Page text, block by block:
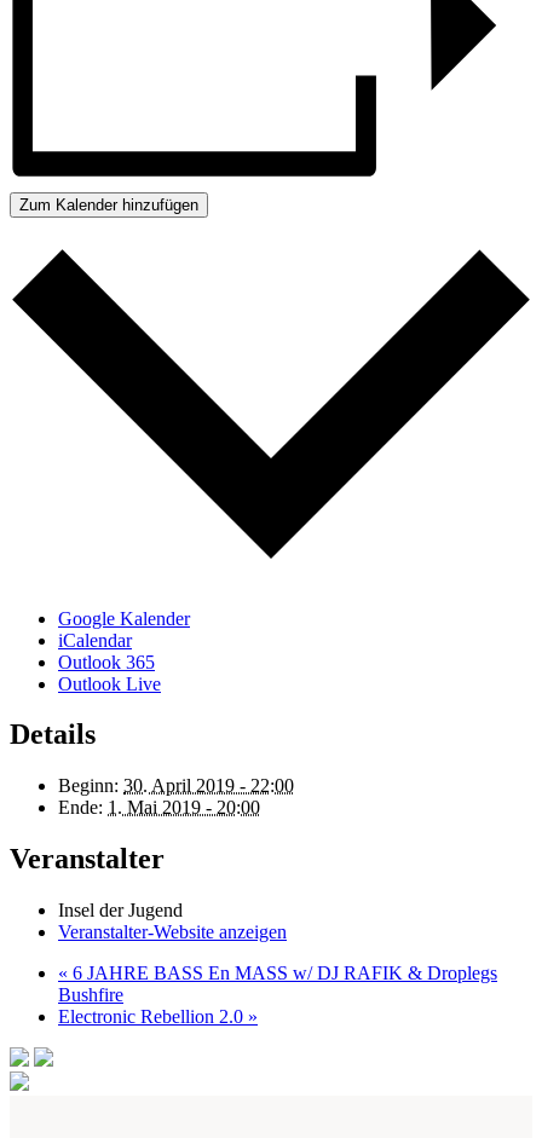
Zum Kalender hinzufügen
Google Kalender
iCalendar
Outlook 365
Outlook Live
Details
Beginn: 30. April 2019 - 22:00
Ende: 1. Mai 2019 - 20:00
Veranstalter
Insel der Jugend
Veranstalter-Website anzeigen
« 6 JAHRE BASS En MASS w/ DJ RAFIK & Droplegs
Bushfire
Electronic Rebellion 2.0 »